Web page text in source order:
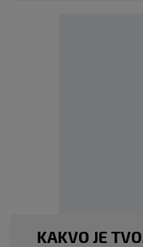
KAKVO JE